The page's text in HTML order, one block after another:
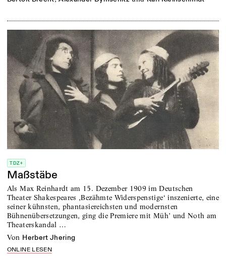
TDZ+
Maßstäbe
Als Max Reinhardt am 15. Dezember 1909 im Deutschen
Theater Shakespeares ‚Bezähmte Widerspenstige‘ inszenierte, eine
seiner kühnsten, phantasiereichsten und modernsten
Bühnenübersetzungen, ging die Premiere mit Müh’ und Noth am
Theaterskandal …
von Herbert Jhering
ONLINE LESEN